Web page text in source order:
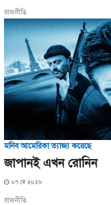
রাজনীতি
মনিব আমেরিকা ত্যাজ্য করেছে
জাপানই এখন রোনিন
০৭ মে ২০২৬
রাজনীতি